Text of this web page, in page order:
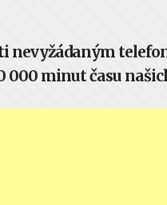
nevyžádaným
000 minut času